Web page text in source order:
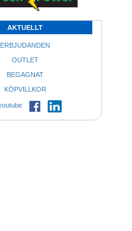
AKTUELLT
ERBJUDANDEN
OUTLET
BEGAGNAT
KÖPVILLKOR